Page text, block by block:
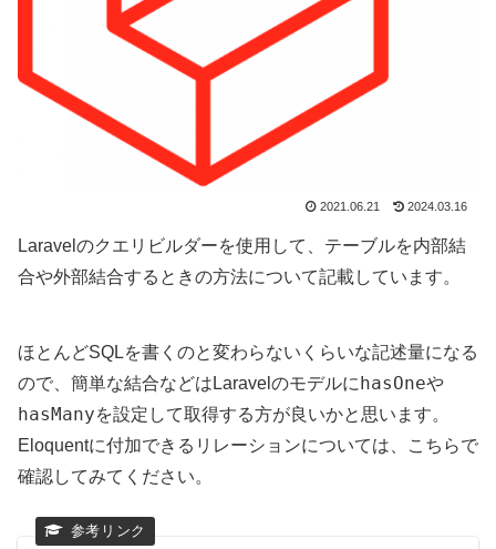
2021.06.21 2024.03.16
Laravelのクエリビルダーを使用して、テーブルを内部結
合や外部結合するときの方法について記載しています。
ほとんどSQLを書くのと変わらないくらいな記述量になる
ので、 簡単な結合などはLaravelのモデルにhasOneや
hasManyを設定して取得する方が良いかと思います。
Eloquentに付加できるリレーションについては、こちらで
確認してみてください。